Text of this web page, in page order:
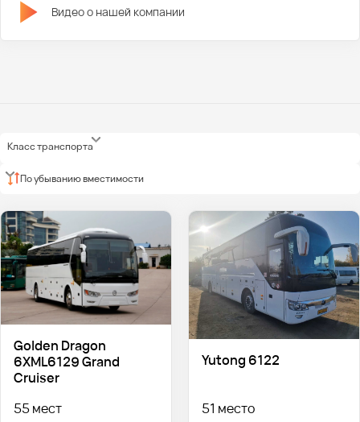
Видео о нашей компании
Класс транспорта
По убыванию вместимости
Golden Dragon
6XML6129 Grand
Cruiser
55 мест
Yutong 6122
51 место